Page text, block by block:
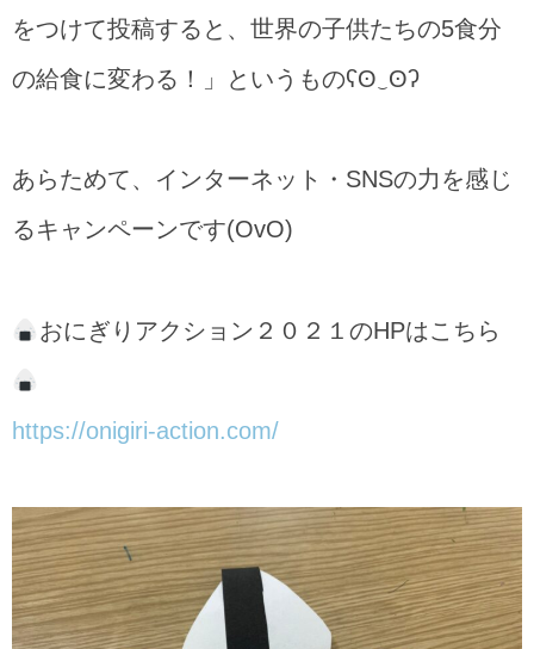
をつけて投稿すると、世界の子供たちの5食分
の給食に変わる！」というものʕʘ‿ʘʔ
あらためて、インターネット・SNSの力を感じ
るキャンペーンです(OvO)
おにぎりアクション２０２１のHPはこちら
https://onigiri-action.com/